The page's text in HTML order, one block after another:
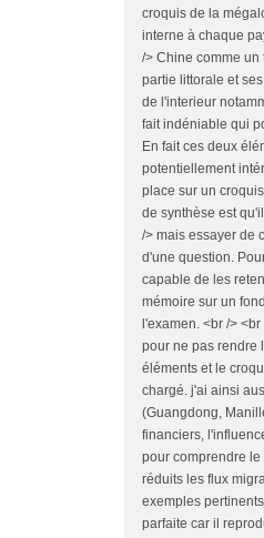
croquis de la
interne à chaque
/> Chine comme un
partie littorale et
de l'interieur
fait indéniable qui
En fait ces deux
potentiellement
place sur un
de synthèse est
/> mais essayer de
d'une question.
capable de les
mémoire sur un
l'examen. <br />
pour ne pas rendre
éléments et le
chargé. j'ai ainsi
(Guangdong,
financiers,
pour comprendre
réduits les flux
exemples
parfaite car il